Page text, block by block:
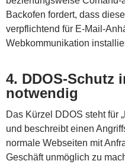
Backofen fordert, dass
verpflichtend für E-Mail-
Webkommunikation
4. DDOS-Schutz
notwendig
Das Kürzel DDOS steht für
und beschreibt einen
normale Webseiten mit
Geschäft unmöglich zu